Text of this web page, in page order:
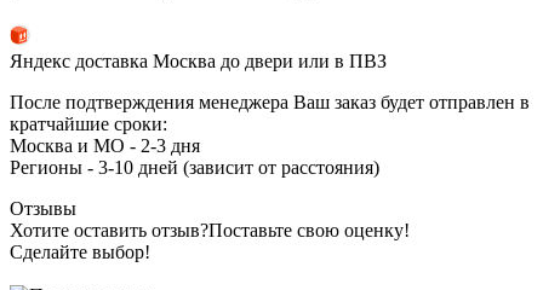
Яндекс доставка Москва до двери или в ПВЗ
После подтверждения менеджера Ваш заказ будет отправлен в
кратчайшие сроки:
Москва и МО - 2-3 дня
Регионы - 3-10 дней (зависит от расстояния)
Отзывы
Хотите оставить отзыв?Поставьте свою оценку!
Сделайте выбор!